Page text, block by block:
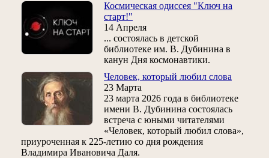
Космическая одиссея "Ключ на
старт!"
14 Апреля
... состоялась в детской
библиотеке им. В. Дубинина в
канун Дня космонавтики.
Человек, который любил слова
23 Марта
23 марта 2026 года в библиотеке
имени В. Дубинина состоялась
встреча с юными читателями
«Человек, который любил слова»,
приуроченная к 225‑летию со дня рождения
Владимира Ивановича Даля.